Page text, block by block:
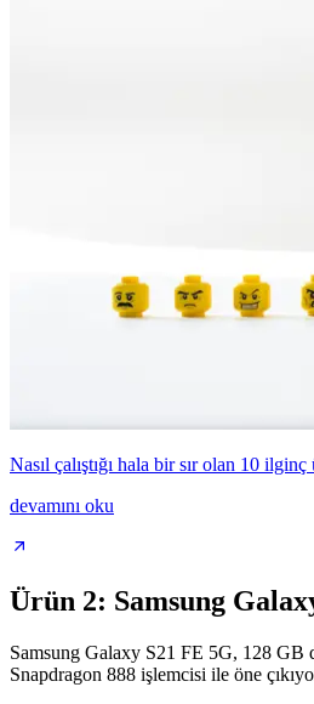
Nasıl çalıştığı hala bir sır olan 10 ilginç
devamını oku
Ürün 2: Samsung
Samsung Galaxy S21 FE 5G, 128 GB
Snapdragon 888 işlemcisi ile öne